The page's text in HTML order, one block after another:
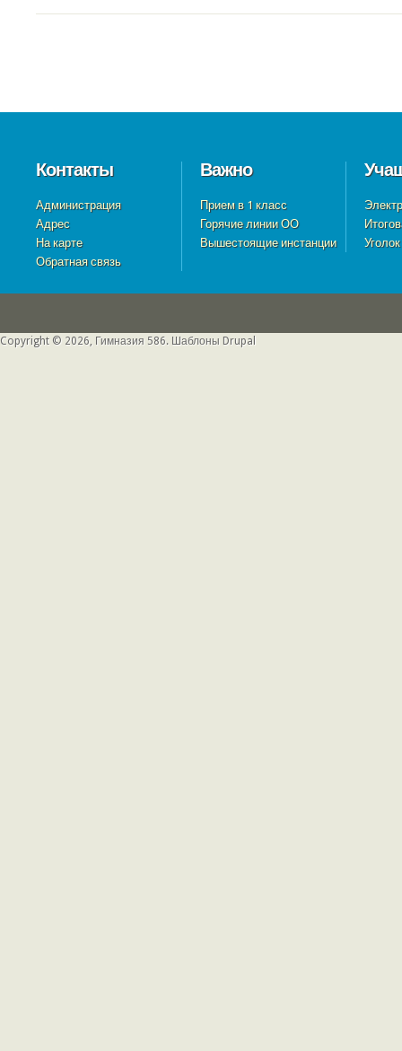
Контакты
Администрация
Адрес
На карте
Обратная связь
Важно
Прием в 1 класс
Горячие линии ОО
Вышестоящие инстанции
Copyright © 2026, Гимназия 586. Шаблоны Drupal